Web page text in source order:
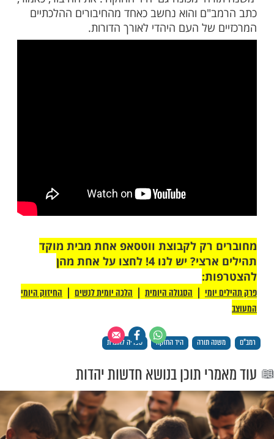
נעשו על בסיס כתב יד של הרב
שהעתיק מתוך כתב היד 'כתב-יד ארם צובא.'
לי בענינים שהיו מוגהים לא כתבתי אותם
לי מפי החכם הנזכר".
והוא נחשב כאחד מהחיבורים ההלכתיים
של העם היהדי לאורך הדורות.